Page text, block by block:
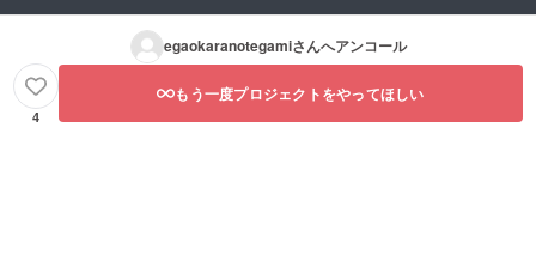
egaokaranotegamiさんへアンコール
4
もう一度プロジェクトをやってほしい